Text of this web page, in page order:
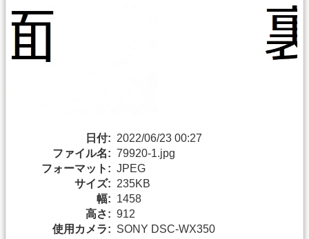
日付: 2022/06/23 00:27
ファイル名: 79920-1.jpg
フォーマット: JPEG
サイズ: 235KB
幅: 1458
高さ: 912
使用カメラ: SONY DSC-WX350